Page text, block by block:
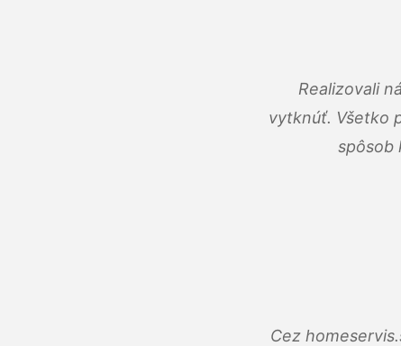
Realizovali
vytknúť. Všetko
spôsob
Cez